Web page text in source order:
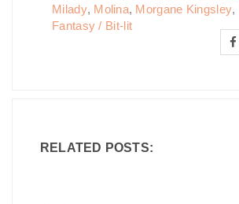
Milady, Molina, Morgane Kingsley,
Fantasy / Bit-lit
RELATED POSTS: